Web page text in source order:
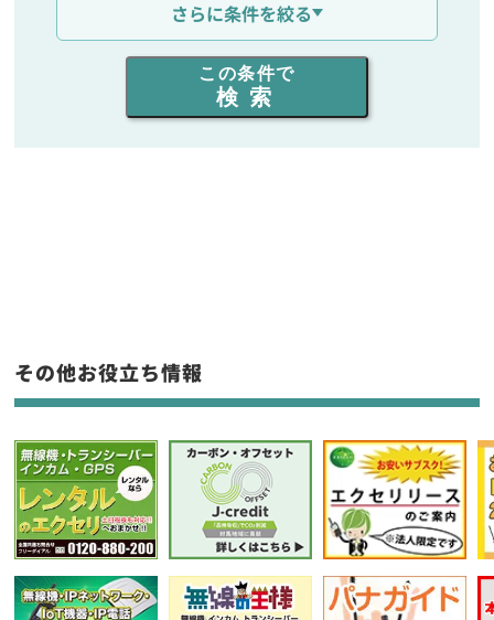
出力を選ぶ
同時通話人数を選ぶ
フリーワード入力(製品名等)
選択条件をリセット
さらに条件を絞る
この条件で
検索
その他お役立ち情報